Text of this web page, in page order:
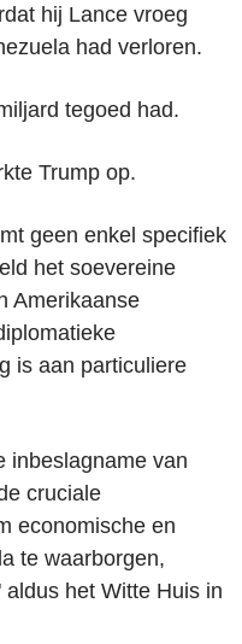
hij Lance vroeg
had verloren.
tegoed had.
Trump op.
geen enkel specifiek
het soevereine
Amerikaanse
is aan particuliere
inbeslagname van
cruciale
economische en
te waarborgen,
het Witte Huis in